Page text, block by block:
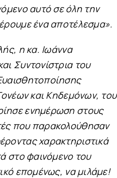
αυτό σε όλη την
ένα αποτέλεσμα».
η κα. Ιωάννα
Συντονίστρια του
και Κηδεμόνων, του
ενημέρωση στους
που παρακολούθησαν
χαρακτηριστικά
στο φαινόμενο του
επομένως, να μιλάμε!